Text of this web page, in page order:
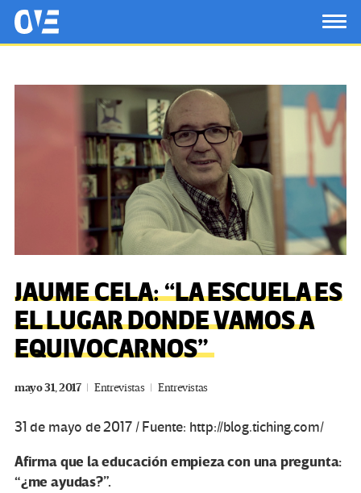
Saltar al contenido principal
OtrasVocesenEducacion.org
JAUME CELA: “LA ESCUELA ES
EL LUGAR DONDE VAMOS A
EQUIVOCARNOS”
mayo 31, 2017 Entrevistas Entrevistas
31 de mayo de 2017 / Fuente: http://blog.tiching.com/
Afirma que la educación empieza con una pregunta:
“¿me ayudas?”.